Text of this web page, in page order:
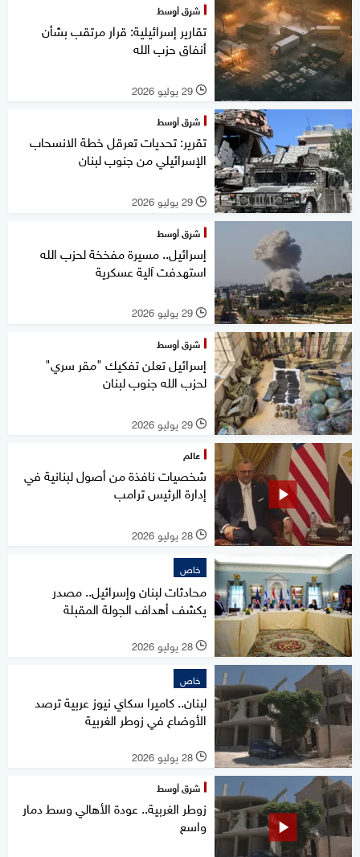
شرق أوسط
تقارير إسرائيلية: قرار مرتقب بشأن
أنفاق حزب الله
l 29 يوليو 2026
شرق أوسط
تقرير: تحديات تعرقل خطة الانسحاب
الإسرائيلي من جنوب لبنان
l 29 يوليو 2026
شرق أوسط
إسرائيل.. مسيرة مفخخة لحزب الله
استهدفت آلية عسكرية
l 29 يوليو 2026
شرق أوسط
إسرائيل تعلن تفكيك "مقر سري"
لحزب الله جنوب لبنان
l 29 يوليو 2026
عالم
شخصيات نافذة من أصول لبنانية في
إدارة الرئيس ترامب
l 28 يوليو 2026
خاص
محادثات لبنان وإسرائيل.. مصدر
يكشف أهداف الجولة المقبلة
l 28 يوليو 2026
خاص
لبنان.. كاميرا سكاي نيوز عربية ترصد
الأوضاع في زوطر الغربية
l 28 يوليو 2026
شرق أوسط
زوطر الغربية.. عودة الأهالي وسط دمار
واسع